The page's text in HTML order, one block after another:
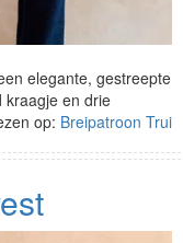
elegante, gestreepte
kraagje en drie
op: Breipatroon Trui